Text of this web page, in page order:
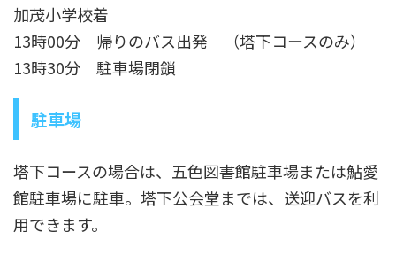
加茂小学校着
13時00分 帰りのバス出発 （塔下コースのみ）
13時30分 駐車場閉鎖
駐車場
塔下コースの場合は、五色図書館駐車場または鮎愛
館駐車場に駐車。塔下公会堂までは、送迎バスを利
用できます。